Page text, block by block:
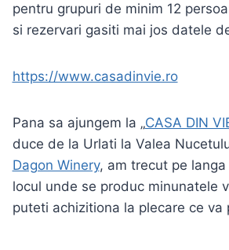
pentru grupuri de minim 12
si rezervari gasiti mai jos datele
https://www.casadinvie.ro
Pana sa ajungem la „CASA DIN
duce de la Urlati la Valea
Dagon Winery, am trecut pe langa
locul unde se produc minunatele
puteti achizitiona la plecare ce va